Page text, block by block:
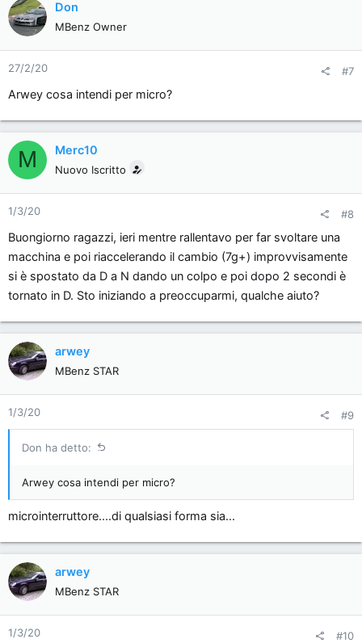
Don
MBenz Owner
27/2/20 #7
Arwey cosa intendi per micro?
M Merc10
Nuovo Iscritto
1/3/20 #8
Buongiorno ragazzi, ieri mentre rallentavo per far svoltare una
macchina e poi riaccelerando il cambio (7g+) improvvisamente
si è spostato da D a N dando un colpo e poi dopo 2 secondi è
tornato in D. Sto iniziando a preoccuparmi, qualche aiuto?
arwey
MBenz STAR
1/3/20 #9
Don ha detto:
Arwey cosa intendi per micro?
microinterruttore....di qualsiasi forma sia...
arwey
MBenz STAR
1/3/20 #10